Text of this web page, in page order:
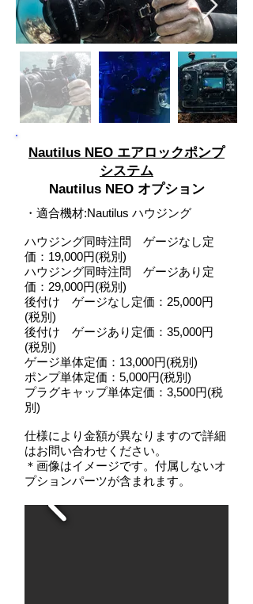
Nautilus NEO エアロックポンプ
システム
Nautilus NEO オプション
・ 適合機材:Nautilus ハウジング
ハウジング同時注問 ゲージなし定
価：19,000円(税別)
ハウジング同時注問 ゲージあり定
価：29,000円(税別)
後付け ゲージなし定価：25,000円
(税別)
後付け ゲージあり定価：35,000円
(税別)
ゲージ単体定価：13,000円(税別)
ポンプ単体定価：5,000円(税別)
プラグキャップ単体定価：3,500円(税
別)
仕様により金額が異なりますので詳細
はお問い合わせください。
＊画像はイメージです。付属しないオ
プションパーツが含まれます。